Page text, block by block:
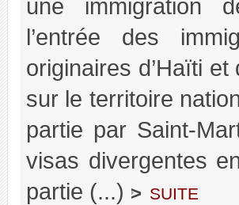
une immigration
l’entrée des
originaires d’Haïti
sur le territoire
partie par Saint-
visas divergentes
partie (...) > suite